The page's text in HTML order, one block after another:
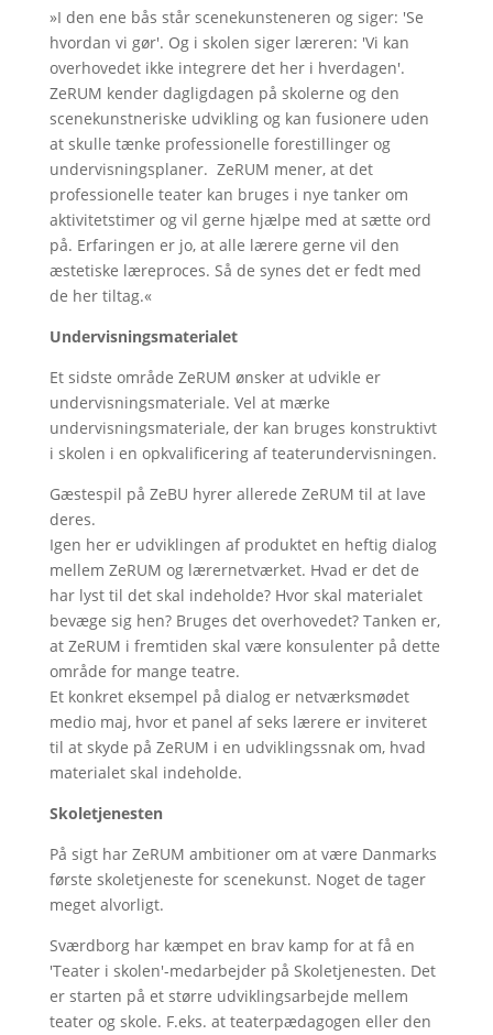
»I den ene bås står scenekunsteneren og siger: 'Se
hvordan vi gør'. Og i skolen siger læreren: 'Vi kan
overhovedet ikke integrere det her i hverdagen'.
ZeRUM kender dagligdagen på skolerne og den
scenekunstneriske udvikling og kan fusionere uden
at skulle tænke professionelle forestillinger og
undervisningsplaner. ZeRUM mener, at det
professionelle teater kan bruges i nye tanker om
aktivitetstimer og vil gerne hjælpe med at sætte ord
på. Erfaringen er jo, at alle lærere gerne vil den
æstetiske læreproces. Så de synes det er fedt med
de her tiltag.«
Undervisningsmaterialet
Et sidste område ZeRUM ønsker at udvikle er
undervisningsmateriale. Vel at mærke
undervisningsmateriale, der kan bruges konstruktivt
i skolen i en opkvalificering af teaterundervisningen.
Gæstespil på ZeBU hyrer allerede ZeRUM til at lave
deres.
Igen her er udviklingen af produktet en heftig dialog
mellem ZeRUM og lærernetværket. Hvad er det de
har lyst til det skal indeholde? Hvor skal materialet
bevæge sig hen? Bruges det overhovedet? Tanken er,
at ZeRUM i fremtiden skal være konsulenter på dette
område for mange teatre.
Et konkret eksempel på dialog er netværksmødet
medio maj, hvor et panel af seks lærere er inviteret
til at skyde på ZeRUM i en udviklingssnak om, hvad
materialet skal indeholde.
Skoletjenesten
På sigt har ZeRUM ambitioner om at være Danmarks
første skoletjeneste for scenekunst. Noget de tager
meget alvorligt.
Sværdborg har kæmpet en brav kamp for at få en
'Teater i skolen'-medarbejder på Skoletjenesten. Det
er starten på et større udviklingsarbejde mellem
teater og skole. F.eks. at teaterpædagogen eller den